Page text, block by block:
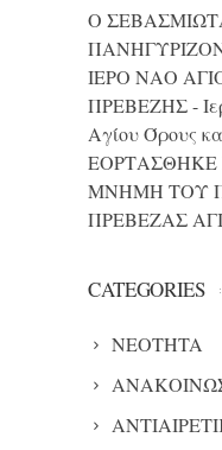
Ο
ΙΕΡΟ ΝΑΟ
ΠΡΕΒΕΖΗΣ -
Αγίου Όρους
ΕΟΡΤΑΣΘΗΚΕ
ΜΝΗΜΗ ΤΟΥ
ΠΡΕΒΕΖΑΣ
CATEGORIES
NEOTHTA